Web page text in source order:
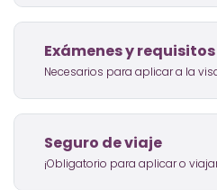
Exámenes y
Necesarios para aplicar a la
Seguro de viaje
¡Obligatorio para aplicar o